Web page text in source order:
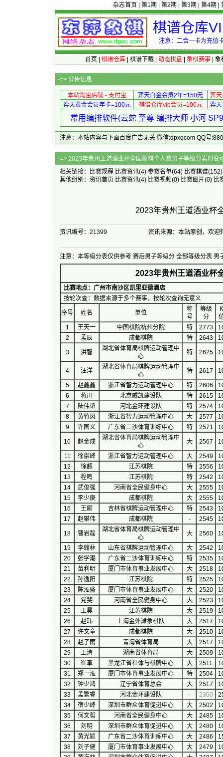
杂志首页 第1期 第2期 第3期 第4期
棋谱仓库
注意：二合一卡为充值
首页 棋谱仓库| 棋谱下载| 动态棋盘| 象棋赛事| 象
-=> 公告信息
本站淘宝店铺 - 支付宝 弈天白金会员2年=150元
弈
弈天黄金会员年卡=100元
棋谱仓库vip会员=100元 弈
常用编排软件(云蛇 至尊 编排大师 小河
注意：本站内容与下面百度广告无关 微信:dpxqcom QQ号
-=> 2023年贵州王道酒业杯全国象
相关链接：
比赛规程 比赛资讯(4) 参赛名单(64) 比赛棋谱
其他组别： 资讯首页 比赛资讯(4) 比赛视频(0) 比赛图片(0) 比
2023年贵州王道酒业杯
资讯编号：21399 资讯来源：本站原创，欢迎
注意：本等级分表仅供参考 赛后男子等级分 全部等级分表 男
2023年贵州王道酒业杯
比赛地点：广州市南沙区凯里亚德酒店
按轮次查：数据来源于多个赛事，按轮次查询无意义
序号 姓名 单位
称
号
等级
分
K
1
王天一 中国棋院杭州分院 特 2773
2
孟辰 成都棋院 特 2643
3 洪智
湖北省体育局棋牌运动管理中
心
特 2625
4 汪洋
湖北省体育局棋牌运动管理中
心
特 2617
5 赵鑫鑫 浙江省智力运动管理中心 特 2606
6
蒋川 北京威凯建设队 特 2615
7
陆伟韬 河北金环建设队 特 2574
8
黄竹风 浙江省智力运动管理中心 大 2577
9
许国义 广东省二沙体育训练中心 特 2571
10 赵金成
湖北省体育局棋牌运动管理中
心
大 2567
11 徐崇峰 浙江省智力运动管理中心 大 2549
12
徐超 江苏棋院 特 2556
13
程鸣 江苏棋院 特 2542
14
武俊强 河南省全民健身中心 大 2555
15
李少庚 成都棋院 大 2555
16
王廓 吉林省棋牌运动管理中心 特 2543
17
赵攀伟 成都棋院 - 2545
18 曹岩磊
湖北省体育局棋牌运动管理中
心
大 2560
19 李翰林 山东省棋牌运动管理中心 大 2542
20
张学潮 广东省二沙体育训练中心 特 2535
21
苗利明 厦门市体育事业发展中心 大 2518
22
孙逸阳 江苏棋院 特 2525
23
陈泓盛 厦门市体育事业发展中心 大 2520
24
党斐 河南省全民健身中心 大 2523
25
王昊 江苏棋院 大 2519
26
赵玮 上海金外滩象棋队 大 2517
27
许文章 成都棋院 大 2510
28
赵子雨 青海省体育局 大 2517
29
王清 湖南省体育局 大 2509
30
崔革 黑龙江省社体与棋牌中心 大 2511
31
郑一泓 厦门市体育事业发展中心 特 2504
32
钟少鸿 辽宁省体育总会 大 2517
33
孟繁睿 河北金环建设队 - 2300
34
宿少峰 深圳市群众体育促进中心 大 2502
35
何文哲 河南省全民健身中心 大 2485
36
刘明 深圳市群众体育促进中心 大 2480
37
黄光颖 广东省二沙体育训练中心 大 2486
38
刘子健 厦门市体育事业发展中心 大 2479